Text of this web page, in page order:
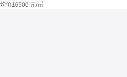
均价16500 元/㎡